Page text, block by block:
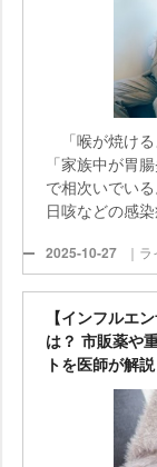
「喉が焼ける
「家族中が胃
で相次いでい
日咳などの感
2025-10-27 ｜ラ
【インフルエ
は？ 市販薬や
トを医師が解説